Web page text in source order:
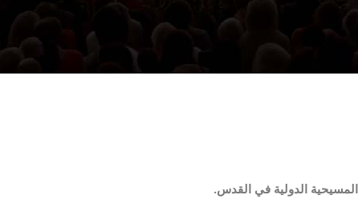
الدولية في القدس.